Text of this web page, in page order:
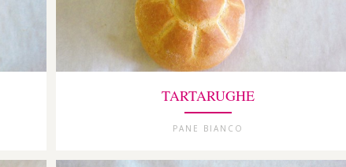
TARTARUGHE
PANE BIANCO